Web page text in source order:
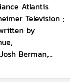
Atlantis
Television ;
by
Berman,